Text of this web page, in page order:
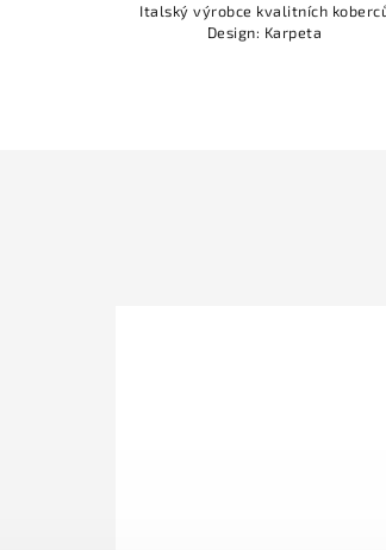
Italský výrobce kvalitních
Design: Karpeta